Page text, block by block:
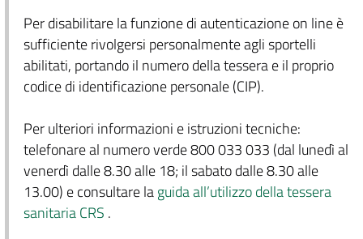
Per disabilitare la funzione di autenticazione on line è
sufficiente rivolgersi personalmente agli sportelli
abilitati, portando il numero della tessera e il proprio
codice di identificazione personale (CIP).
Per ulteriori informazioni e istruzioni tecniche:
telefonare al numero verde 800 033 033 (dal lunedì al
venerdì dalle 8.30 alle 18; il sabato dalle 8.30 alle
13.00) e consultare laguida all’utilizzo della tessera
sanitaria CRS .